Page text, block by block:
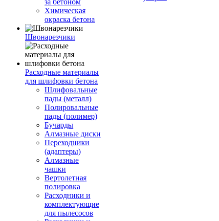
за бетоном
Химическая
окраска бетона
Швонарезчики
Расходные материалы
для шлифовки бетона
Шлифовальные
пады (металл)
Полировальные
пады (полимер)
Бучарды
Алмазные диски
Переходники
(адаптеры)
Алмазные
чашки
Вертолетная
полировка
Расходники и
комплектующие
для пылесосов